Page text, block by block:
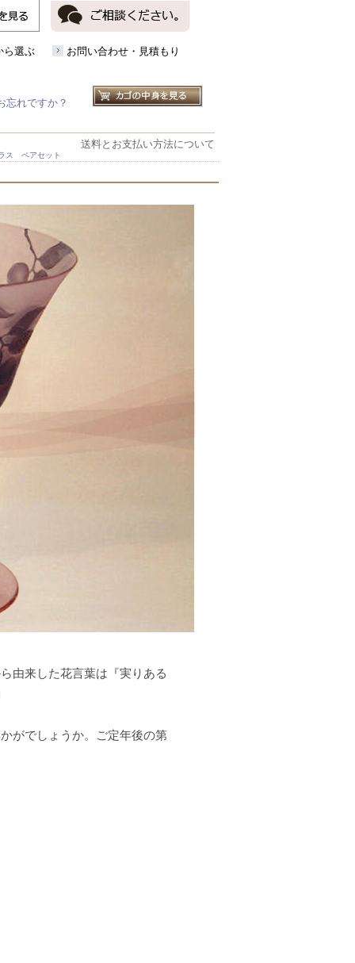
ら選ぶ お問い合わせ・見積もり
忘れですか？
送料とお支払い方法について
ス ペアセット
由来した花言葉は『実りある
がでしょうか。ご定年後の第